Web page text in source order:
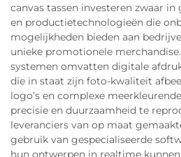
canvas tassen investeren zwaar
en productietechnologieën die
mogelijkheden bieden aan
unieke promotionele
systemen omvatten digitale
die in staat zijn foto-kwaliteit
logo’s en complexe
precisie en duurzaamheid te
leveranciers van op maat
gebruik van gespecialiseerde
hun ontwerpen in realtime